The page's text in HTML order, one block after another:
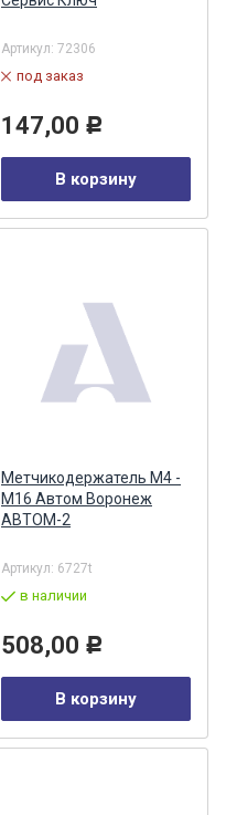
Артикул: 72306
под заказ
147,00 Р
В корзину
Метчикодержатель М4 -
М16 Автом Воронеж
АВТОМ-2
Артикул: 6727t
в наличии
508,00 Р
В корзину